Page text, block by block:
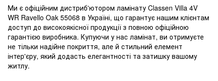
Ми є офіційним дистриб'ютором ламінату Classen Villa 4V
WR Ravello Oak 55068 в Україні, що гарантує нашим клієнтам
доступ до високоякісної продукції з повною офіційною
гарантією виробника. Купуючи у нас ламінат, ви отримуєте
не тільки надійне покриття, але й стильний елемент
інтер'єру, який додасть елегантності та затишку вашому
житлу.